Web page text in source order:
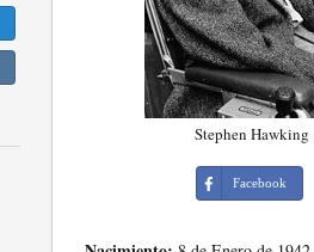
Stephen Hawking
Facebook